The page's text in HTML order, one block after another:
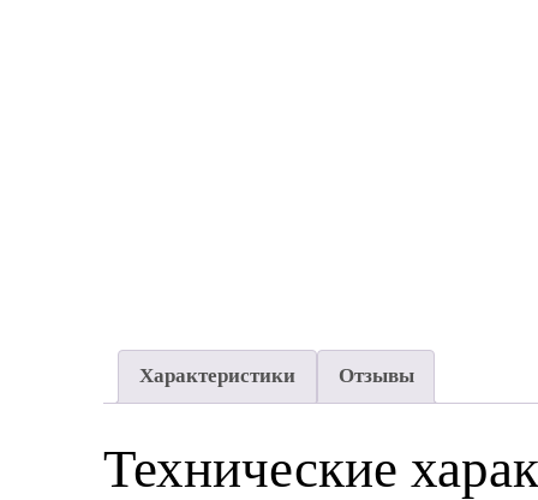
Характеристики Отзывы
Технические